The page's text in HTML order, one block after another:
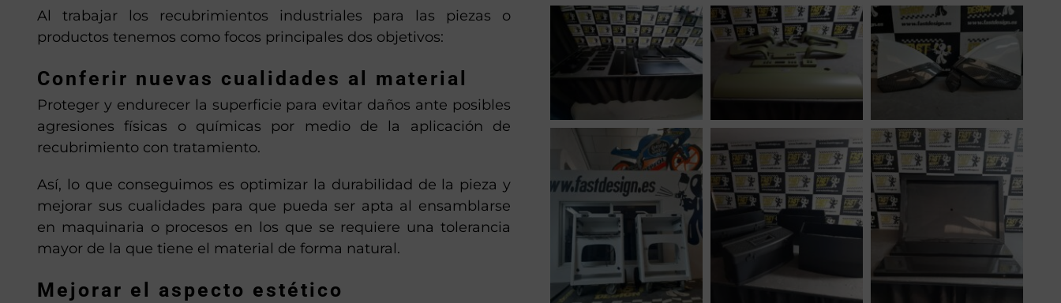
Al trabajar los recubrimientos industriales para las piezas o
productos tenemos como focos principales dos objetivos:
Conferir nuevas cualidades al material
Proteger y endurecer la superficie para evitar daños ante posibles
agresiones físicas o químicas por medio de la aplicación de
recubrimiento con tratamiento.
Así, lo que conseguimos es optimizar la durabilidad de la pieza y
mejorar sus cualidades para que pueda ser apta al ensamblarse
en maquinaria o procesos en los que se requiere una tolerancia
mayor de la que tiene el material de forma natural.
Mejorar el aspecto estético